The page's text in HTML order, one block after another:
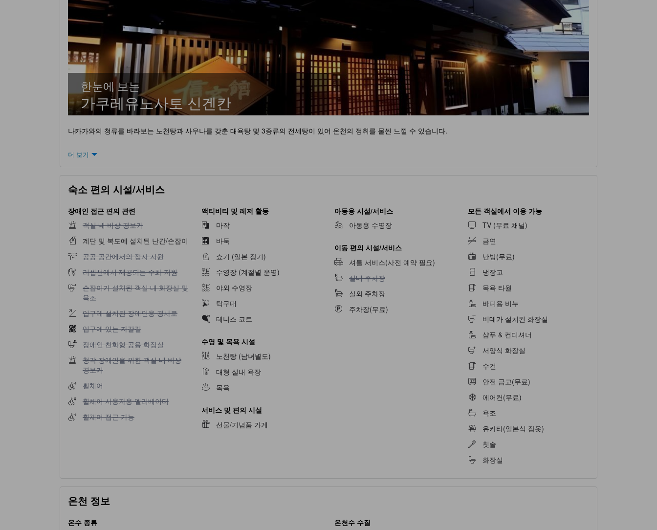
한눈에 보는
가쿠레유노사토 신겐칸
나카가와의 청류를 바라보는 노천탕과 사우나를 갖춘 대욕탕 및 3종류의 전세탕이 있어 온천의 정취를 물씬 느낄 수 있습니다.
더 보기
숙소 편의 시설/서비스
장애인 접근 편의 관련
객실 내 비상 경보기 이용 불가
객실 내 비상 경보기
계단 및 복도에 설치된 난간/손잡이
공공 공간에서의 점자 지원 이용 불가
공공 공간에서의 점자 지원
리셉션에서 제공되는 수화 지원 이용 불가
리셉션에서 제공되는 수화 지원
손잡이가 설치된 객실 내 화장실 및 욕조 이용 불가
손잡이가 설치된 객실 내 화장실 및
욕조
입구에 설치된 장애인용 경사로 이용 불가
입구에 설치된 장애인용 경사로
입구에 있는 자갈길 이용 불가
입구에 있는 자갈길
장애인 친화형 공용 화장실 이용 불가
장애인 친화형 공용 화장실
청각 장애인을 위한 객실 내 비상 경보기 이용 불가
청각 장애인을 위한 객실 내 비상
경보기
휠체어 이용 불가
휠체어
휠체어 사용자용 엘리베이터 이용 불가
휠체어 사용자용 엘리베이터
휠체어 접근 가능 이용 불가
휠체어 접근 가능
액티비티 및 레저 활동
마작
바둑
쇼기 (일본 장기)
수영장 (계절별 운영)
야외 수영장
탁구대
테니스 코트
수영 및 목욕 시설
노천탕 (남녀별도)
대형 실내 욕장
목욕
서비스 및 편의 시설
선물/기념품 가게
아동용 시설/서비스
아동용 수영장
이동 편의 시설/서비스
셔틀 서비스(사전 예약 필요)
실내 주차장 이용 불가
실내 주차장
실외 주차장
주차장(무료)
모든 객실에서 이용 가능
TV (무료 채널)
금연
난방(무료)
냉장고
목욕 타월
바디용 비누
비데가 설치된 화장실
샴푸 & 컨디셔너
서양식 화장실
수건
안전 금고(무료)
에어컨(무료)
욕조
유카타(일본식 잠옷)
칫솔
화장실
온천 정보
온수 종류 온천수 수질